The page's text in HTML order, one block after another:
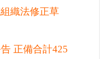
織法修正草
正備合計425